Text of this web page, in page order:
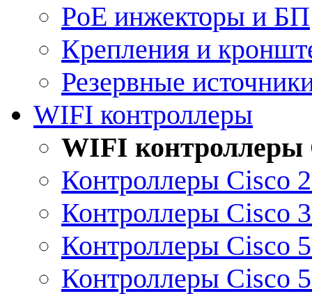
PoE инжекторы и БП
Крепления и
Резервные
WIFI контроллеры
WIFI контроллеры
Контроллеры Cisco
Контроллеры Cisco
Контроллеры Cisco
Контроллеры Cisco